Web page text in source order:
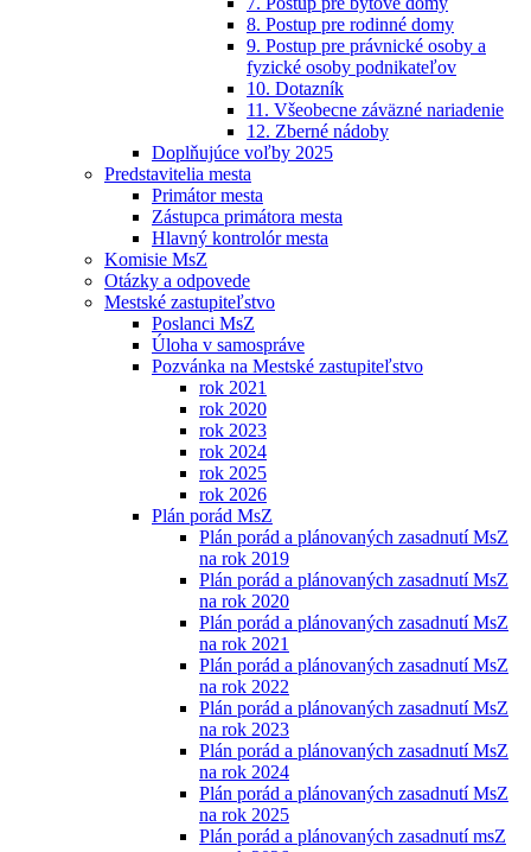
8. Postup pre rodinné domy
9. Postup pre právnické osoby a
fyzické osoby podnikateľov
10. Dotazník
11. Všeobecne záväzné nariadenie
12. Zberné nádoby
Doplňujúce voľby 2025
Predstavitelia mesta
Primátor mesta
Zástupca primátora mesta
Hlavný kontrolór mesta
Komisie MsZ
Otázky a odpovede
Mestské zastupiteľstvo
Poslanci MsZ
Úloha v samospráve
Pozvánka na Mestské zastupiteľstvo
rok 2021
rok 2020
rok 2023
rok 2024
rok 2025
rok 2026
Plán porád MsZ
Plán porád a plánovaných zasadnutí MsZ
na rok 2019
Plán porád a plánovaných zasadnutí MsZ
na rok 2020
Plán porád a plánovaných zasadnutí MsZ
na rok 2021
Plán porád a plánovaných zasadnutí MsZ
na rok 2022
Plán porád a plánovaných zasadnutí MsZ
na rok 2023
Plán porád a plánovaných zasadnutí MsZ
na rok 2024
Plán porád a plánovaných zasadnutí MsZ
na rok 2025
Plán porád a plánovaných zasadnutí msZ